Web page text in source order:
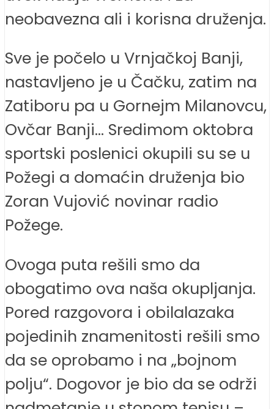
neobavezna ali i korisna druženja.
Sve je počelo u Vrnjačkoj Banji,
nastavljeno je u Čačku, zatim na
Zatiboru pa u Gornejm Milanovcu,
Ovčar Banji… Sredimom oktobra
sportski poslenici okupili su se u
Požegi a domaćin druženja bio
Zoran Vujović novinar radio
Požege.
Ovoga puta rešili smo da
obogatimo ova naša okupljanja.
Pored razgovora i obilalazaka
pojedinih znamenitosti rešili smo
da se oprobamo i na „bojnom
polju“. Dogovor je bio da se održi